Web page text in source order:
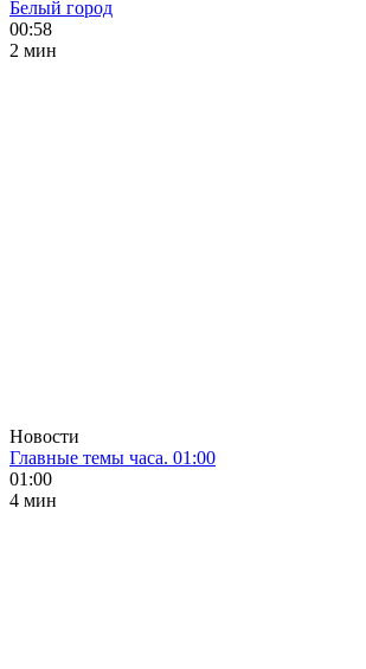
Белый город
00:58
2 мин
Новости
Главные темы часа. 01:00
01:00
4 мин